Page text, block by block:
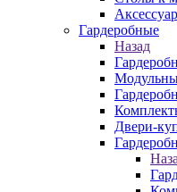
Гардеробные
Назад
Двери-